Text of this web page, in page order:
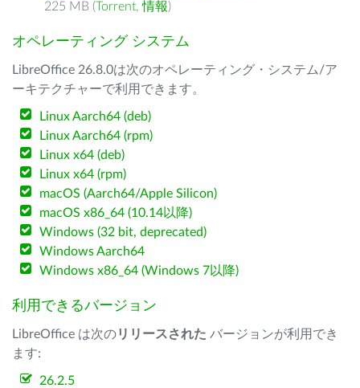
225 MB (Torrent,情報)
オペレーティング システム
LibreOffice 26.8.0は次のオペレーティング・システム/ア
ーキテクチャーで利用できます。
Linux Aarch64 (deb)
Linux Aarch64 (rpm)
Linux x64 (deb)
Linux x64 (rpm)
macOS (Aarch64/Apple Silicon)
macOS x86_64 (10.14以降)
Windows (32 bit, deprecated)
Windows Aarch64
Windows x86_64 (Windows 7以降)
利用できるバージョン
LibreOffice は次のリリースされた バージョンが利用でき
ます:
26.2.5